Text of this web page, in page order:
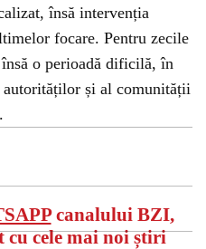
însă intervenția
focare. Pentru zecile
o perioadă dificilă, în
autorităților și al comunității
canalului BZI,
cele mai noi știri